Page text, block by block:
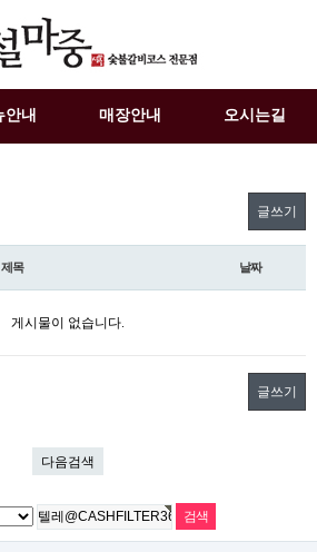
안내 매장안내 오시는길
글쓰기
제목 날짜
게시물이 없습니다.
글쓰기
다음검색